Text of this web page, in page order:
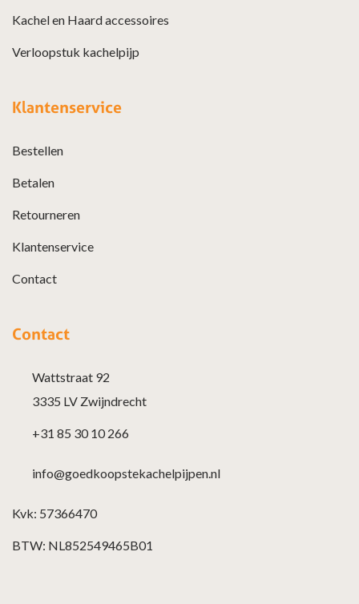
Kachel en Haard accessoires
Verloopstuk kachelpijp
Klantenservice
Bestellen
Betalen
Retourneren
Klantenservice
Contact
Contact
Wattstraat 92
3335 LV Zwijndrecht
+31 85 30 10 266
info@goedkoopstekachelpijpen.nl
Kvk: 57366470
BTW: NL852549465B01